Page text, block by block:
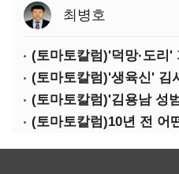
최병호
(토마토칼럼)'생육신' 김
(토마토칼럼)'김용남 성